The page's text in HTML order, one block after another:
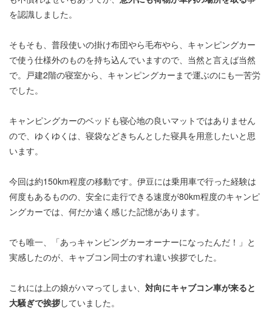
を認識しました。
そもそも、普段使いの掛け布団やら毛布やら、キャンピングカー
で使う仕様外のものを持ち込んでいますので、当然と言えば当然
で。戸建2階の寝室から、キャンピングカーまで運ぶのにも一苦労
でした。
キャンピングカーのベッドも寝心地の良いマットではありません
ので、ゆくゆくは、寝袋などきちんとした寝具を用意したいと思
います。
今回は約150km程度の移動です。伊豆には乗用車で行った経験は
何度もあるものの、安全に走行できる速度が80km程度のキャンピ
ングカーでは、何だか遠く感じた記憶があります。
でも唯一、「あっキャンピングカーオーナーになったんだ！」と
実感したのが、キャブコン同士のすれ違い挨拶でした。
これには上の娘がハマってしまい、 対向にキャブコン車が来ると
大騒ぎで挨拶していました。